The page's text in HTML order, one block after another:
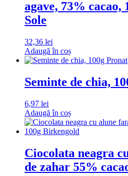
agave, 73% cacao,
Sole
32,36 lei
Adaugă în coș
Seminte de chia,
6,97 lei
Adaugă în coș
Ciocolata neagra
de zahar 55%